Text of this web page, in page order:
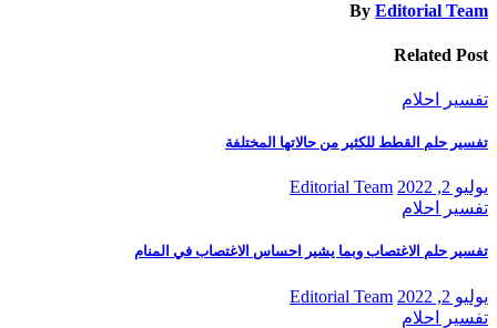
By Editorial Team
Related Post
تفسير احلام
تفسير حلم القطط للكثير من حالاتها المختلفة
يوليو 2, 2022
Editorial Team
تفسير احلام
تفسير حلم الاغتصاب وبما يشير احساس الاغتصاب في المنام
يوليو 2, 2022
Editorial Team
تفسير احلام